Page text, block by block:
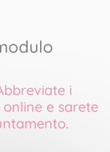
i
e sarete